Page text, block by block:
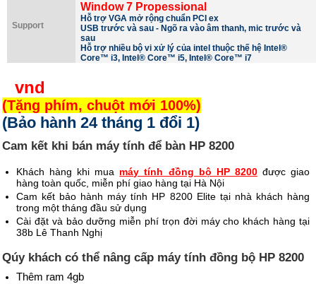
Support
Window 7 Propessional
Hỗ trợ VGA mở rộng chuẩn PCI ex
USB trước và sau - Ngõ ra vào âm thanh, mic trước và
sau
Hỗ trợ nhiều bộ vi xử lý của intel thuộc thế hệ Intel®
Core™ i3, Intel® Core™ i5, Intel® Core™ i7
vnd
(Tặng phím, chuột mới 100%)
(Bảo hành 24 tháng 1 đổi 1)
Cam kết khi bán máy tính để bàn HP 8200
Khách hàng khi mua máy tính đồng bộ HP 8200được giao
hàng toàn quốc, miễn phí giao hàng tại Hà Nội
Cam kết bảo hành máy tính HP 8200 Elite tại nhà khách hàng
trong một tháng đầu sử dụng
Cài đặt và bảo dưỡng miễn phí trọn đời máy cho khách hàng tại
38b Lê Thanh Nghị
Qúy khách có thể nâng cấp máy tính đồng bộ HP 8200
Thêm ram 4gb